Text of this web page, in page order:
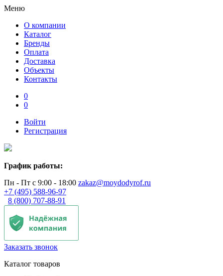
Меню
О компании
Каталог
Бренды
Оплата
Доставка
Объекты
Контакты
0
0
Войти
Регистрация
График работы:
Пн - Пт с 9:00 - 18:00 zakaz@moydodyrof.ru
+7 (495) 588-96-97
8 (800) 707-88-91
Заказать звонок
Каталог товаров